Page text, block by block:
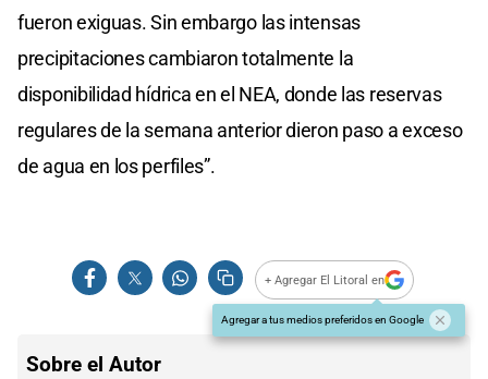
fueron exiguas. Sin embargo las intensas
precipitaciones cambiaron totalmente la
disponibilidad hídrica en el NEA, donde las reservas
regulares de la semana anterior dieron paso a exceso
de agua en los perfiles”.
+ Agregar El Litoral en
Agregar a tus medios preferidos en Google
Sobre el Autor